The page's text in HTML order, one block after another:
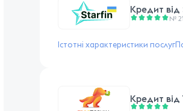
Кредит від
№
Істотні характеристики послуг
Кредит від